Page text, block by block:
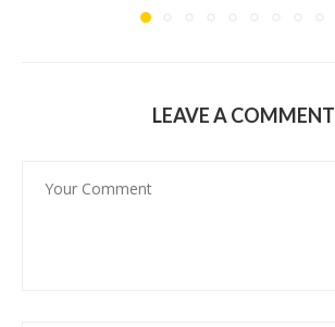
LEAVE A COMMENT